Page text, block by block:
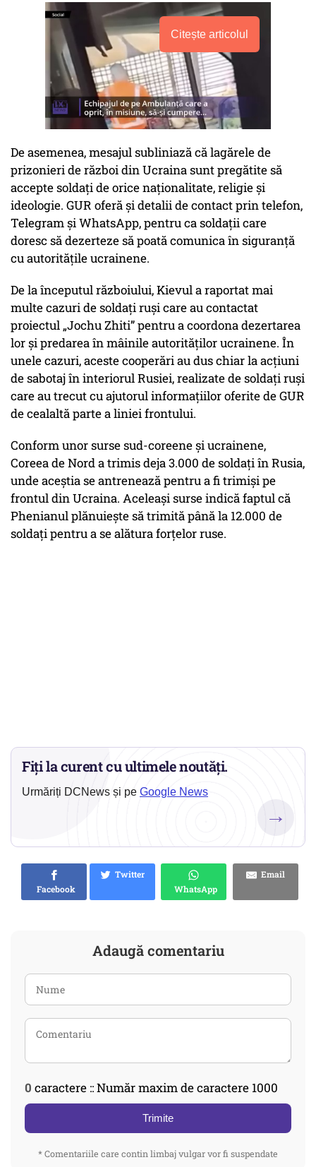
Citește articolul
De asemenea, mesajul subliniază că lagărele de
prizonieri de război din Ucraina sunt pregătite să
accepte soldați de orice naționalitate, religie și
ideologie. GUR oferă și detalii de contact prin telefon,
Telegram și WhatsApp, pentru ca soldații care
doresc să dezerteze să poată comunica în siguranță
cu autoritățile ucrainene.
De la începutul războiului, Kievul a raportat mai
multe cazuri de soldați ruși care au contactat
proiectul „Jochu Zhiti” pentru a coordona dezertarea
lor și predarea în mâinile autorităților ucrainene. În
unele cazuri, aceste cooperări au dus chiar la acțiuni
de sabotaj în interiorul Rusiei, realizate de soldați ruși
care au trecut cu ajutorul informațiilor oferite de GUR
de cealaltă parte a liniei frontului.
Conform unor surse sud-coreene și ucrainene,
Coreea de Nord a trimis deja 3.000 de soldați în Rusia,
unde aceștia se antrenează pentru a fi trimiși pe
frontul din Ucraina. Aceleași surse indică faptul că
Phenianul plănuiește să trimită până la 12.000 de
soldați pentru a se alătura forțelor ruse.
Fiți la curent cu ultimele noutăți.
Urmăriți DCNews și pe Google News
→
Facebook
Twitter
WhatsApp
Email
Adaugă comentariu
0 caractere :: Număr maxim de caractere 1000
Trimite
* Comentariile care contin limbaj vulgar vor fi suspendate